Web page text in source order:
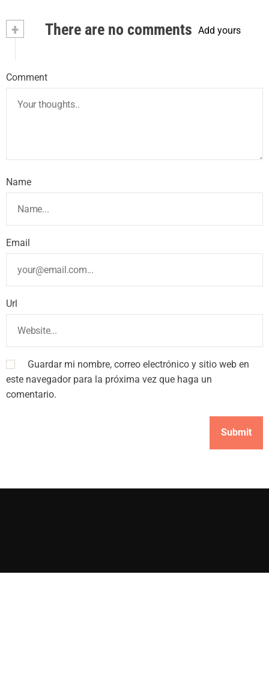
+ There are no comments Add yours
Comment
Name
Email
Url
Guardar mi nombre, correo electrónico y sitio web en
este navegador para la próxima vez que haga un
comentario.